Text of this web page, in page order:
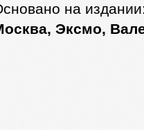
на
Эксмо,